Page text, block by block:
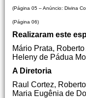
(Página 05 – Anúncio: Divina
(Página 06)
Realizaram este
Mário Prata,
Heleny de Pádua
A Diretoria
Raul Cortez,
Maria Eugênia de